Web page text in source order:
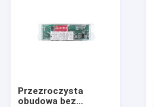
Przezroczysta
obudowa bez